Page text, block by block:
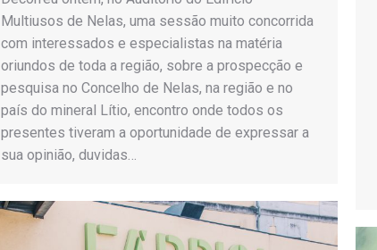
Multiusos de Nelas, uma sessão muito concorrida
com interessados e especialistas na matéria
oriundos de toda a região, sobre a prospecção e
pesquisa no Concelho de Nelas, na região e no
país do mineral Lítio, encontro onde todos os
presentes tiveram a oportunidade de expressar a
sua opinião, duvidas…